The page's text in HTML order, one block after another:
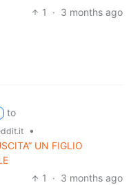
1
· 3 months ago
to
•
UN FIGLIO
1
· 3 months ago